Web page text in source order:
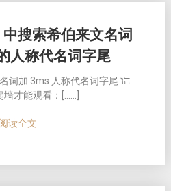
搜索希伯来文名词
人称代名词字尾
词加 3ms 人称代名词字尾הוּ
墙才能观看：[……]
阅读全文